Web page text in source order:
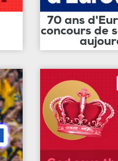
70 ans
concours de